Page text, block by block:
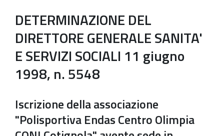
DETERMINAZIONE DEL
DIRETTORE GENERALE SANITA'
E SERVIZI SOCIALI 11 giugno
1998, n. 5548
Iscrizione della associazione
"Polisportiva Endas Centro Olimpia